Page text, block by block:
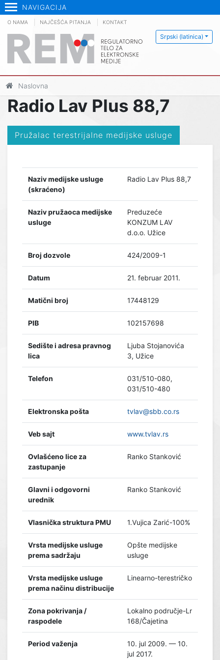
NAVIGACIJA
Srpski (latinica)
O NAMA NAJČEŠĆA PITANJA KONTAKT
Naslovna
Radio Lav Plus 88,7
Pružalac terestrijalne medijske usluge
Naziv medijske usluge
(skraćeno)
Radio Lav Plus 88,7
Naziv pružaoca medijske
usluge
Preduzeće
KONZUM LAV
d.o.o. Užice
Broj dozvole 424/2009-1
Datum 21. februar 2011.
Matični broj 17448129
PIB 102157698
Sedište i adresa pravnog
lica
Ljuba Stojanovića
3, Užice
Telefon
031/510-080,
031/510-480
Elektronska pošta tvlav@sbb.co.rs
Veb sajt www.tvlav.rs
Ovlašćeno lice za
zastupanje
Ranko Stanković
Glavni i odgovorni
urednik
Ranko Stanković
Vlasnička struktura PMU 1.Vujica Zarić-100%
Vrsta medijske usluge
prema sadržaju
Opšte medijske
usluge
Vrsta medijske usluge
prema načinu distribucije
Linearno-terestričko
Zona pokrivanja /
raspodele
Lokalno područje-Lr
168/Čajetina
Period važenja
10. jul 2009. — 10.
jul 2017.